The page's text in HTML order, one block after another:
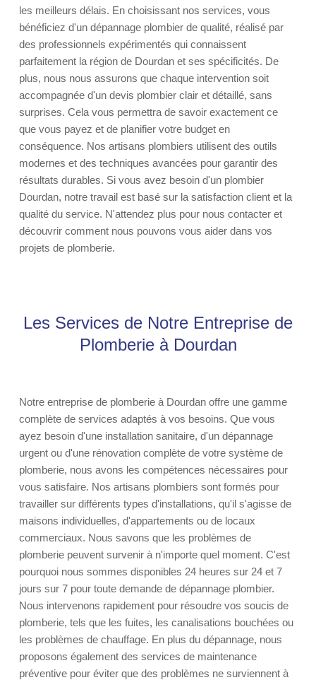
les meilleurs délais. En choisissant nos services, vous
bénéficiez d'un dépannage plombier de qualité, réalisé par
des professionnels expérimentés qui connaissent
parfaitement la région de Dourdan et ses spécificités. De
plus, nous nous assurons que chaque intervention soit
accompagnée d'un devis plombier clair et détaillé, sans
surprises. Cela vous permettra de savoir exactement ce
que vous payez et de planifier votre budget en
conséquence. Nos artisans plombiers utilisent des outils
modernes et des techniques avancées pour garantir des
résultats durables. Si vous avez besoin d'un plombier
Dourdan, notre travail est basé sur la satisfaction client et la
qualité du service. N'attendez plus pour nous contacter et
découvrir comment nous pouvons vous aider dans vos
projets de plomberie.
Les Services de Notre Entreprise de
Plomberie à Dourdan
Notre entreprise de plomberie à Dourdan offre une gamme
complète de services adaptés à vos besoins. Que vous
ayez besoin d'une installation sanitaire, d'un dépannage
urgent ou d'une rénovation complète de votre système de
plomberie, nous avons les compétences nécessaires pour
vous satisfaire. Nos artisans plombiers sont formés pour
travailler sur différents types d'installations, qu'il s'agisse de
maisons individuelles, d'appartements ou de locaux
commerciaux. Nous savons que les problèmes de
plomberie peuvent survenir à n'importe quel moment. C'est
pourquoi nous sommes disponibles 24 heures sur 24 et 7
jours sur 7 pour toute demande de dépannage plombier.
Nous intervenons rapidement pour résoudre vos soucis de
plomberie, tels que les fuites, les canalisations bouchées ou
les problèmes de chauffage. En plus du dépannage, nous
proposons également des services de maintenance
préventive pour éviter que des problèmes ne surviennent à